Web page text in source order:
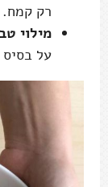
רק קמח.
מילוי
על בסיס